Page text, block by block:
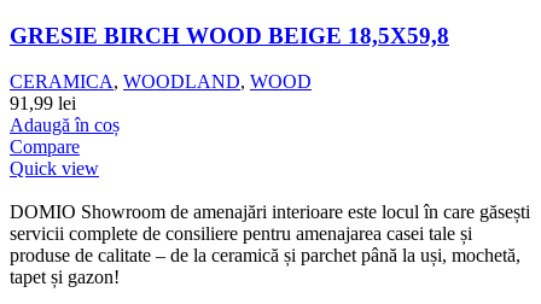
GRESIE BIRCH WOOD BEIGE 18,5X59,8
CERAMICA, WOODLAND, WOOD
91,99 lei
Adaugă în coș
Compare
Quick view
DOMIO Showroom de amenajări interioare este locul în care găsești
servicii complete de consiliere pentru amenajarea casei tale și
produse de calitate – de la ceramică și parchet până la uși, mochetă,
tapet și gazon!